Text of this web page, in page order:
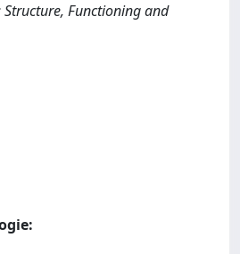
Structure, Functioning and